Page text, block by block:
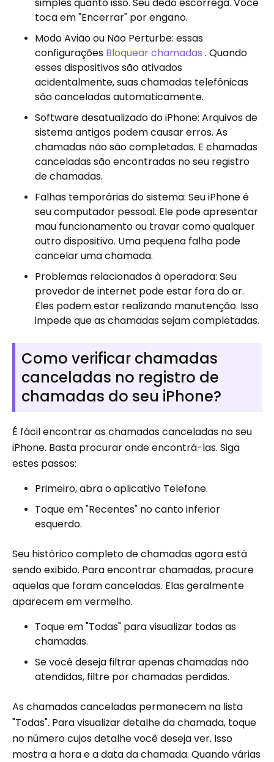
toca em "Encerrar" por engano.
Modo Avião ou Não Perturbe: essas
configurações Bloquear chamadas . Quando
esses dispositivos são ativados
acidentalmente, suas chamadas telefônicas
são canceladas automaticamente.
Software desatualizado do iPhone: Arquivos de
sistema antigos podem causar erros. As
chamadas não são completadas. E chamadas
canceladas são encontradas no seu registro
de chamadas.
Falhas temporárias do sistema: Seu iPhone é
seu computador pessoal. Ele pode apresentar
mau funcionamento ou travar como qualquer
outro dispositivo. Uma pequena falha pode
cancelar uma chamada.
Problemas relacionados à operadora: Seu
provedor de internet pode estar fora do ar.
Eles podem estar realizando manutenção. Isso
impede que as chamadas sejam completadas.
Como verificar chamadas
canceladas no registro de
chamadas do seu iPhone?
É fácil encontrar as chamadas canceladas no seu
iPhone. Basta procurar onde encontrá-las. Siga
estes passos:
Primeiro, abra o aplicativo Telefone.
Toque em "Recentes" no canto inferior
esquerdo.
Seu histórico completo de chamadas agora está
sendo exibido. Para encontrar chamadas, procure
aquelas que foram canceladas. Elas geralmente
aparecem em vermelho.
Toque em "Todas" para visualizar todas as
chamadas.
Se você deseja filtrar apenas chamadas não
atendidas, filtre por chamadas perdidas.
As chamadas canceladas permanecem na lista
"Todas". Para visualizar detalhe da chamada, toque
no número cujos detalhe você deseja ver. Isso
mostra a hora e a data da chamada. Quando várias